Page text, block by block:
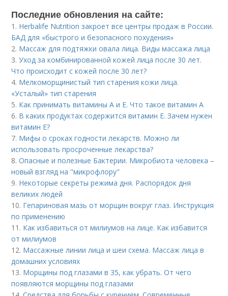
Последние обновления на сайте:
1. Herbalife Nutrition закроет все центры продаж в России.
БАД для «быстрого и безопасного похудения»
2. Массаж для подтяжки овала лица. Виды массажа лица
3.Уход за комбинированной кожей лица после 30 лет.
Что происходит с кожей после 30 лет?
4. Мелкоморщинистый тип старения кожи лица.
«Усталый» тип старения
5. Как принимать витамины А и Е. Что такое витамин А
6. В каких продуктах содержится витамин Е. Зачем нужен
витамин Е?
7. Мифы о сроках годности лекарств. Можно ли
использовать просроченные лекарства?
8.Опасные и полезные Бактерии. Микробиота человека –
новый взгляд на "микрофлору"
9. Некоторые секреты режима дня. Распорядок дня
великих людей
10. Гепариновая мазь от морщин вокруг глаз. Инструкция
по применению
11. Как избавиться от милиумов на лице. Как избавится
от милиумов
12. Массажные линии лица и шеи схема. Массаж лица в
домашних условиях
13. Морщины под глазами в 35, как убрать. От чего
появляются морщины под глазами